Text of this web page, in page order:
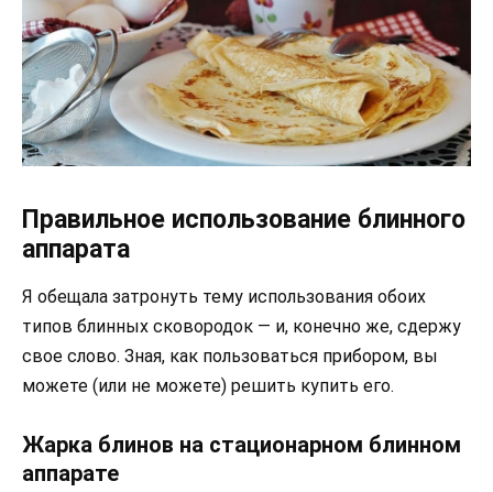
Правильное использование блинного
аппарата
Я обещала затронуть тему использования обоих
типов блинных сковородок — и, конечно же, сдержу
свое слово. Зная, как пользоваться прибором, вы
можете (или не можете) решить купить его.
Жарка блинов на стационарном блинном
аппарате